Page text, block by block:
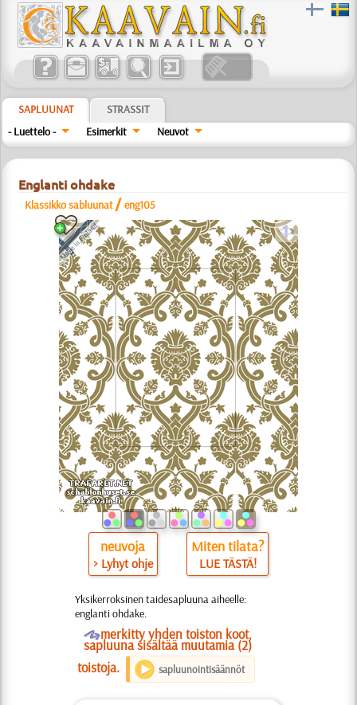
SAPLUUNAT
STRASSIT
- Luettelo -
Esimerkit Neuvot
Englanti ohdake
Klassikko sabluunat /eng105
a
neuvoja
> Lyhyt ohje
Miten tilata?
LUE TÄSTÄ!
Yksikerroksinen taidesapluuna aiheelle:
englanti ohdake.
Omerkitty yhden toiston koot,
sapluuna sisältää muutamia (2)
toistoja.
sapluunointisäännöt